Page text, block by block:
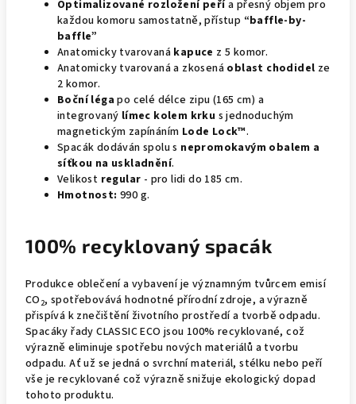
Optimalizované rozložení peřía přesný objem pro
každou komoru samostatně, přístup “baffle-by-
baffle”
Anatomicky tvarovaná kapuce z 5 komor.
Anatomicky tvarovaná a zkosená oblast chodidel ze
2 komor.
Boční léga po celé délce zipu (165 cm) a
integrovaný límec kolem krku s jednoduchým
magnetickým zapínáním Lode Lock™.
Spacák dodáván spolu s nepromokavým obalem a
síťkou na uskladnění.
Velikost regular - pro lidi do 185 cm.
Hmotnost: 990 g.
100% recyklovaný spacák
Produkce oblečení a vybavení je významným tvůrcem emisí
CO 2, spotřebovává hodnotné přírodní zdroje, a výrazně
přispívá k znečištění životního prostředí a tvorbě odpadu.
Spacáky řady CLASSIC ECO jsou 100% recyklované, což
výrazně eliminuje spotřebu nových materiálů a tvorbu
odpadu. Ať už se jedná o svrchní materiál, stélku nebo peří
vše je recyklované což výrazně snižuje ekologický dopad
tohoto produktu.